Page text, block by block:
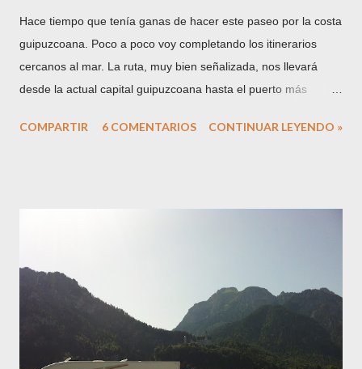
Hace tiempo que tenía ganas de hacer este paseo por la costa
guipuzcoana. Poco a poco voy completando los itinerarios
cercanos al mar. La ruta, muy bien señalizada, nos llevará
desde la actual capital guipuzcoana hasta el puerto más
natural, o fiordo, situado en la desembocadura del río
saga de marinos que ostentaron importantes cargos en San
Sebastián y Gipuzkoa durante los siglos XVI y XVII. Miguel
de Oquendo fue quien reedificó la pequeña casa en la que
nació convirtiéndola en un pequeño palacio con el aspecto que
ha llegado hasta nuestros días. Participó con 14 navíos en la
COMPARTIR 6 COMENTARIOS CONTINUAR LEYENDO »